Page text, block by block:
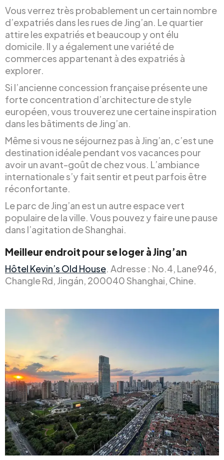
Vous verrez très probablement un certain nombre
d’expatriés dans les rues de Jing’an. Le quartier
attire les expatriés et beaucoup y ont élu
domicile. Il y a également une variété de
commerces appartenant à des expatriés à
explorer.
Si l’ancienne concession française présente une
forte concentration d’architecture de style
européen, vous trouverez une certaine inspiration
dans les bâtiments de Jing’an.
Même si vous ne séjournez pas à Jing’an, c’est une
destination idéale pendant vos vacances pour
avoir un avant-goût de chez vous. L’ambiance
internationale s’y fait sentir et peut parfois être
réconfortante.
Le parc de Jing’an est un autre espace vert
populaire de la ville. Vous pouvez y faire une pause
dans l’agitation de Shanghai.
Meilleur endroit pour se loger à Jing’an
Hôtel Kevin’s Old House. Adresse : No.4, Lane946,
Changle Rd, Jingán, 200040 Shanghai, Chine.